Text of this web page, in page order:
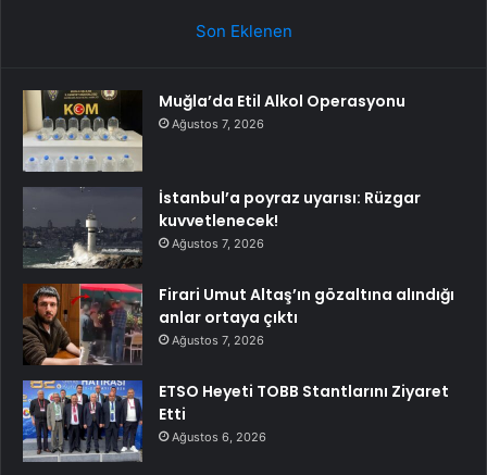
Son Eklenen
Muğla’da Etil Alkol Operasyonu
Ağustos 7, 2026
İstanbul’a poyraz uyarısı: Rüzgar
kuvvetlenecek!
Ağustos 7, 2026
Firari Umut Altaş’ın gözaltına alındığı
anlar ortaya çıktı
Ağustos 7, 2026
ETSO Heyeti TOBB Stantlarını Ziyaret
Etti
Ağustos 6, 2026